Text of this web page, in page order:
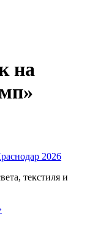
на
2026
текстиля и